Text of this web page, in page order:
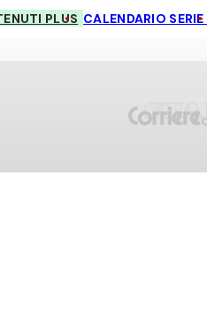
PLUS CALENDARIO SERIE